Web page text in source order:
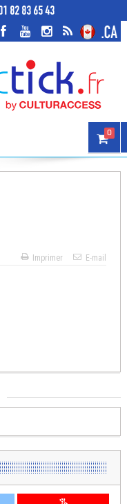
0
Imprimer E-mail